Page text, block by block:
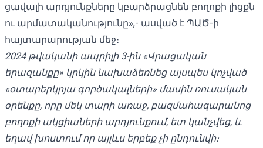
ցավալի արդյունքները կբարձրացնեն բողոքի լիցքն
ու արմատականությունը»,- ասված է ՊԱԾ-ի
հայտարարության մեջ։
2024 թվականի ապրիլի 3-ին «Վրացական
երազանքը» կրկին նախաձեռնեց այսպես կոչված
«օտարերկրյա գործակալների» մասին ռուսական
օրենքը, որը մեկ տարի առաջ, բազմահազարանոց
բողոքի ակցիաների արդյունքում, ետ կանչվեց, և
եղավ խոստում որ այլևս երբեք չի ընդունվի։